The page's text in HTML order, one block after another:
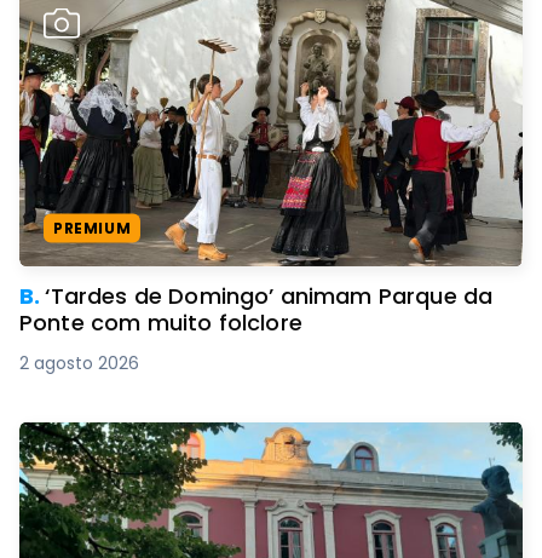
PREMIUM
B.‘Tardes de Domingo’ animam Parque da
Ponte com muito folclore
2 agosto 2026